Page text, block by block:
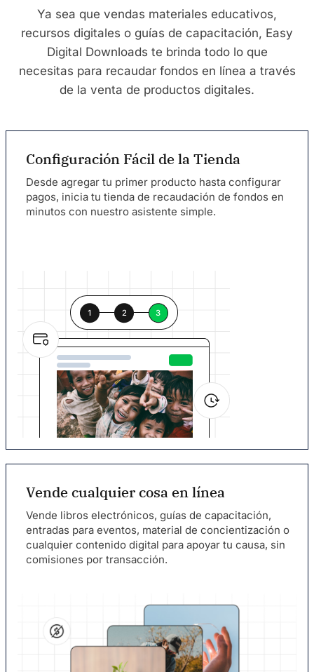
Ya sea que vendas materiales educativos,
recursos digitales o guías de capacitación, Easy
Digital Downloads te brinda todo lo que
necesitas para recaudar fondos en línea a través
de la venta de productos digitales.
Configuración Fácil de la Tienda
Desde agregar tu primer producto hasta configurar
pagos, inicia tu tienda de recaudación de fondos en
minutos con nuestro asistente simple.
Vende cualquier cosa en línea
Vende libros electrónicos, guías de capacitación,
entradas para eventos, material de concientización o
cualquier contenido digital para apoyar tu causa, sin
comisiones por transacción.